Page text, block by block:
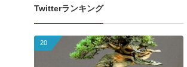
Twitterランキング
20